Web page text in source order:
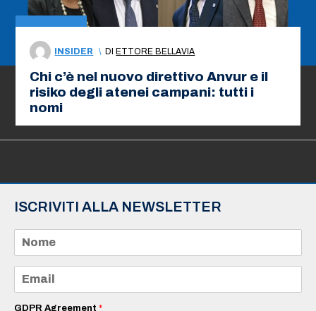
INSIDER \ DI ETTORE BELLAVIA
Chi c’è nel nuovo direttivo Anvur e il
risiko degli atenei campani: tutti i
nomi
ISCRIVITI ALLA NEWSLETTER
m
e
a
iGDPR Agreement *